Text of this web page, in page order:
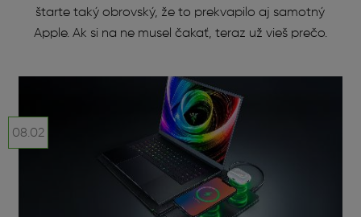
štarte taký obrovský, že to prekvapilo aj samotný
Apple. Ak si na ne musel čakať, teraz už vieš prečo.
08.02